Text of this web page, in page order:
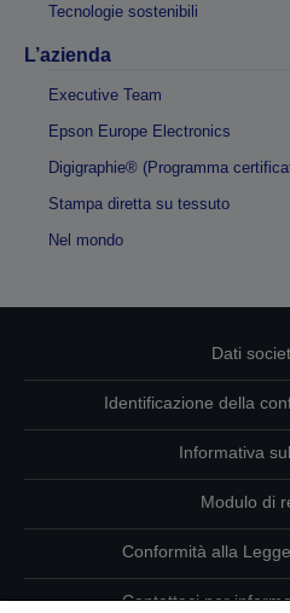
Tecnologie sostenibili
L’azienda
Executive Team
Epson Europe Electronics
Digigraphie® (Programma
Stampa diretta su tessuto
Nel mondo
Dati
Identificazione della
Informativa
Modulo di
Conformità alla
Contattaci per